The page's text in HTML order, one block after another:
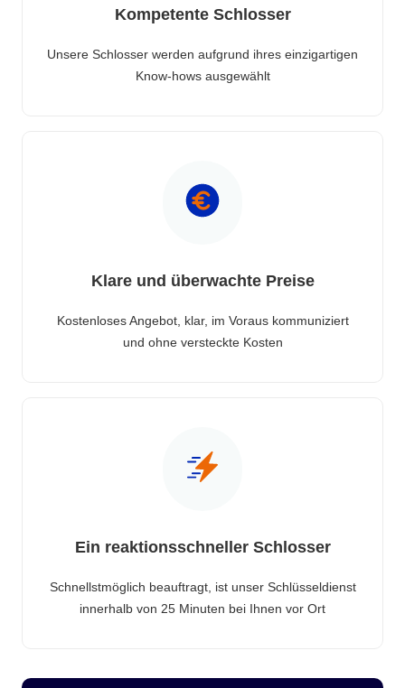
Kompetente Schlosser
Unsere Schlosser werden aufgrund ihres einzigartigen
Know-hows ausgewählt
Klare und überwachte Preise
Kostenloses Angebot, klar, im Voraus kommuniziert
und ohne versteckte Kosten
Ein reaktionsschneller Schlosser
Schnellstmöglich beauftragt, ist unser Schlüsseldienst
innerhalb von 25 Minuten bei Ihnen vor Ort